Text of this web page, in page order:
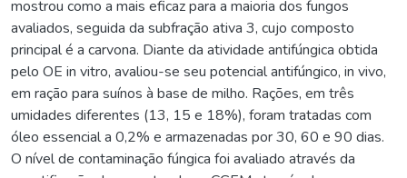
mostrou como a mais eficaz para a maioria dos fungos
avaliados, seguida da subfração ativa 3, cujo composto
principal é a carvona. Diante da atividade antifúngica obtida
pelo OE in vitro, avaliou-se seu potencial antifúngico, in vivo,
em ração para suínos à base de milho. Rações, em três
umidades diferentes (13, 15 e 18%), foram tratadas com
óleo essencial a 0,2% e armazenadas por 30, 60 e 90 dias.
O nível de contaminação fúngica foi avaliado através da